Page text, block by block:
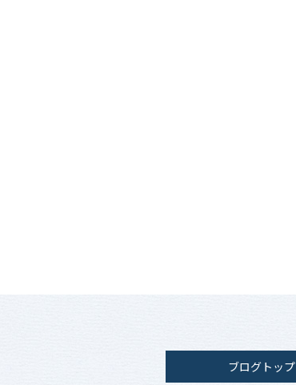
ブログトップ